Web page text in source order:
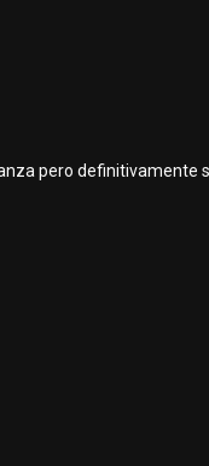
pero definitivamente